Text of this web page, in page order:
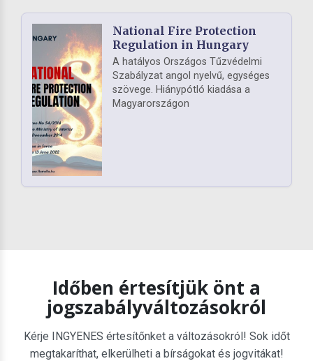
National Fire Protection
Regulation in Hungary
A hatályos Országos Tűzvédelmi
Szabályzat angol nyelvű, egységes
szövege. Hiánypótló kiadása a
Magyarországon
Időben értesítjük önt a
jogszabályváltozásokról
Kérje INGYENES értesítőnket a változásokról! Sok időt
megtakaríthat, elkerülheti a bírságokat és jogvitákat!